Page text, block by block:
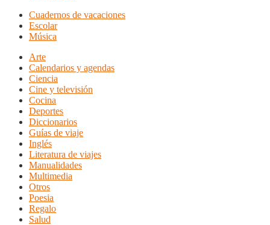
Cuadernos de vacaciones
Escolar
Música
Arte
Calendarios y agendas
Ciencia
Cine y televisión
Cocina
Deportes
Diccionarios
Guías de viaje
Inglés
Literatura de viajes
Manualidades
Multimedia
Otros
Poesia
Regalo
Salud